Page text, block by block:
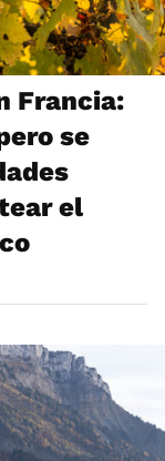
Francia:
se
el